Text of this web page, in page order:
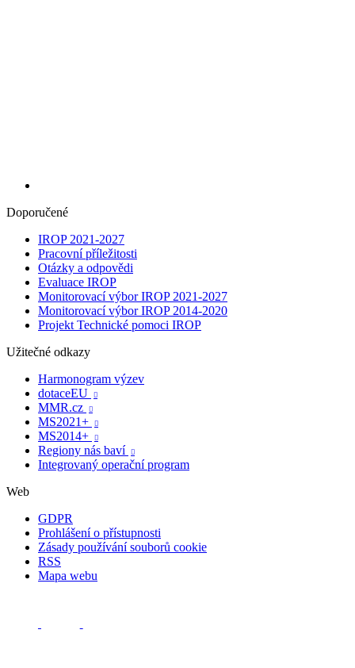
Doporučené
IROP 2021-2027
Pracovní příležitosti
Otázky a odpovědi
Evaluace IROP
Monitorovací výbor IROP 2021-2027
Monitorovací výbor IROP 2014-2020
Projekt Technické pomoci IROP
Užitečné odkazy
Harmonogram výzev
dotaceEU

MMR.cz 
MS2021+ 
MS2014+ 
Regiony nás baví 
Integrovaný operační program
Web
GDPR
Prohlášení o přístupnosti
Zásady používání souborů cookie
RSS
Mapa webu